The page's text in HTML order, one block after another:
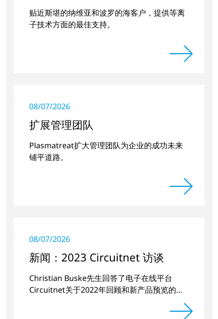
贴近斯堪的纳维亚和波罗的海客户，提供等离
子技术方面的最佳支持。
08/07/2026
扩展管理团队
Plasmatreat扩大管理团队为企业的成功未来
铺平道路。
08/07/2026
新闻：2023 Circuitnet 访谈
Christian Buske先生回答了电子在线平台
Circuitnet关于2022年回顾和新产品预览的问